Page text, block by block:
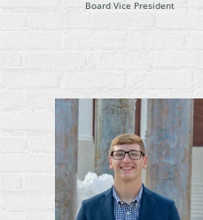
Board Vice President